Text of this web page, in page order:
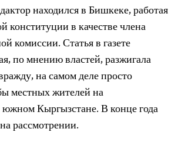
находился в Бишкеке, работая
конституции в качестве члена
комиссии. Статья в газете
по мнению властей, разжигала
на самом деле просто
местных жителей на
Кыргызстане. В конце года
рассмотрении.